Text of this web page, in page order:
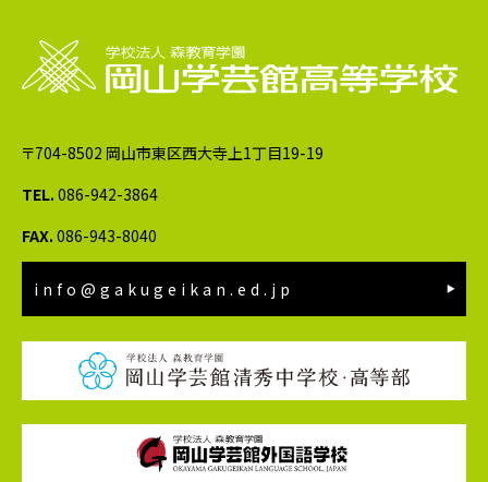
〒704-8502 岡山市東区西大寺上1丁目19-19
TEL. 086-942-3864
FAX. 086-943-8040
info@gakugeikan.ed.jp